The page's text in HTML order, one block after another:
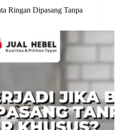
Ringan Dipasang Tanpa